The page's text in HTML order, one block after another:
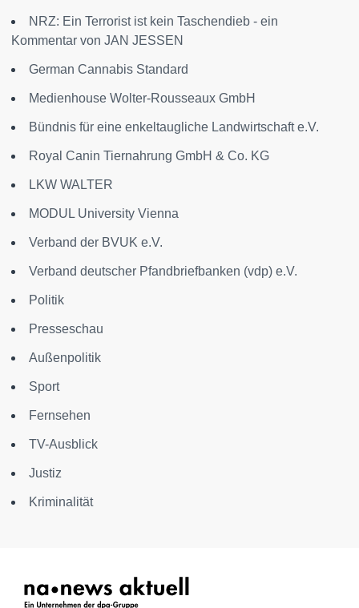
NRZ: Ein Terrorist ist kein Taschendieb - ein
Kommentar von JAN JESSEN
German Cannabis Standard
Medienhouse Wolter-Rousseaux GmbH
Bündnis für eine enkeltaugliche Landwirtschaft e.V.
Royal Canin Tiernahrung GmbH & Co. KG
LKW WALTER
MODUL University Vienna
Verband der BVUK e.V.
Verband deutscher Pfandbriefbanken (vdp) e.V.
Politik
Presseschau
Außenpolitik
Sport
Fernsehen
TV-Ausblick
Justiz
Kriminalität